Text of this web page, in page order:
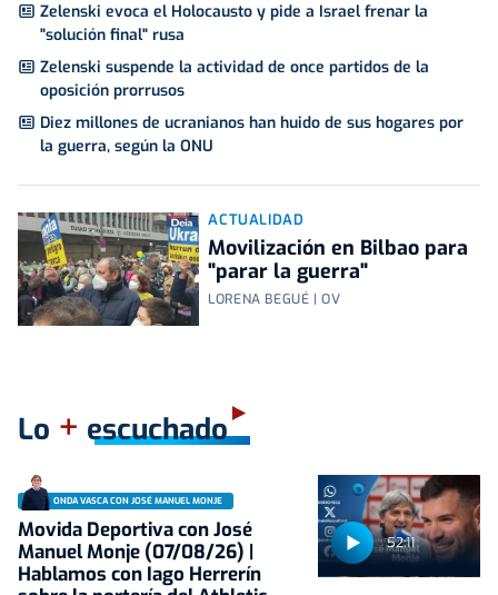
Zelenski evoca el Holocausto y pide a Israel frenar la
"solución final" rusa
Zelenski suspende la actividad de once partidos de la
oposición prorrusos
Diez millones de ucranianos han huido de sus hogares por
la guerra, según la ONU
ACTUALIDAD
Movilización en Bilbao para
"parar la guerra"
LORENA BEGUÉ | OV
Lo + escuchado
52:11
ONDA VASCA CON JOSÉ MANUEL MONJE
Movida Deportiva con José
Manuel Monje (07/08/26) |
Hablamos con Iago Herrerín